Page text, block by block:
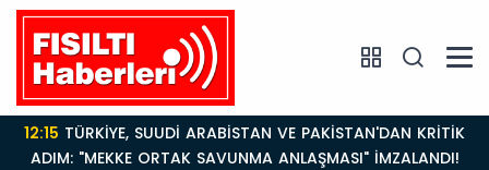
12:15
ADIM: "MEKKE ORTAK SAVUNMA ANLAŞMASI" İMZALANDI!